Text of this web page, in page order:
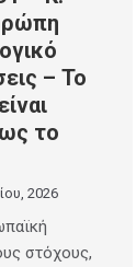
– Το
το
2026
στόχους,